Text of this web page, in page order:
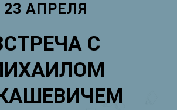
23 АПРЕЛЯ
С